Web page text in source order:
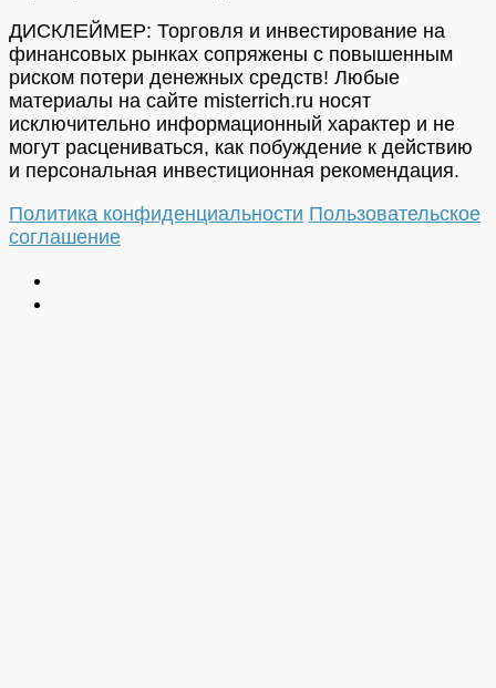
ДИСКЛЕЙМЕР: Торговля и инвестирование на
финансовых рынках сопряжены с повышенным
риском потери денежных средств! Любые
материалы на сайте misterrich.ru носят
исключительно информационный характер и не
могут расцениваться, как побуждение к действию
и персональная инвестиционная рекомендация.
Политика конфиденциальности Пользовательское
соглашение